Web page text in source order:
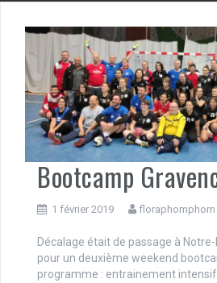
Bootcamp
1 février 2019 floraphomphom
Décalage était de passage à
pour un deuxième weekend
programme : entrainement